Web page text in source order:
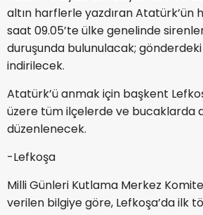
altın harflerle yazdıran Atatürk’ün
saat 09.05’te ülke genelinde
duruşunda bulunulacak;
indirilecek.
Atatürk’ü anmak için başkent
üzere tüm ilçelerde ve bucaklarda
düzenlenecek.
-Lefkoşa
Milli Günleri Kutlama Merkez
verilen bilgiye göre, Lefkoşa’da ilk